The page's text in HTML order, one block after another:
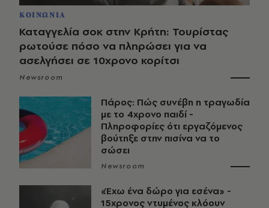
ΚΟΙΝΩΝΙΑ
Καταγγελία σοκ στην Κρήτη: Τουρίστας
ρωτούσε πόσο να πληρώσει για να
ασελγήσει σε 10χρονο κορίτσι
Newsroom
Πάρος: Πώς συνέβη η τραγωδία
με το 4χρονο παιδί -
Πληροφορίες ότι εργαζόμενος
βούτηξε στην πισίνα να το
σώσει
Newsroom
«Έχω ένα δώρο για εσένα» -
15χρονος ντυμένος κλόουν